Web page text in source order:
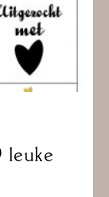
leuke